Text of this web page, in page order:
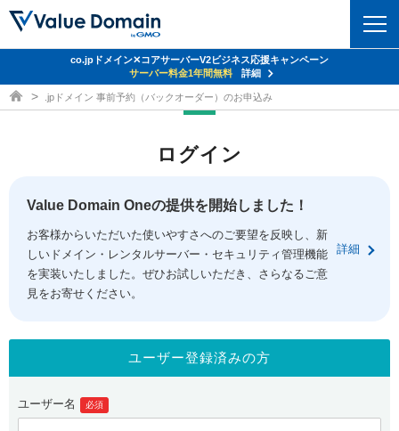
ドメイントップ
ドメイン移管
ドメイン価格一覧
ドメイン一括検索
.jpドメインオークション
gTLDオークション NEW!
.jpドメインバックオーダー
コアサーバー
バリューサーバー
XREA
セキュリティトップ
Value Domain ネットde診断
SSL証明書
サービストップ
お得意様割引
紹介制度
facebook
ログイン
co.jpドメイン✕コアサーバーV2ビジネス応援キャンペーン
サーバー料金1年間無料
詳細
ドメイン取得ならバリュードメイン
.jpドメイン 事前予約（バックオーダー）のお申込み
ログイン
Value Domain Oneの提供を開始しました！
お客様からいただいた使いやすさへのご要望を反映し、新
しいドメイン・レンタルサーバー・セキュリティ管理機能
を実装いたしました。ぜひお試しいただき、さらなるご意
見をお寄せください。
詳細
ユーザー登録済みの方
ユーザー名 必須